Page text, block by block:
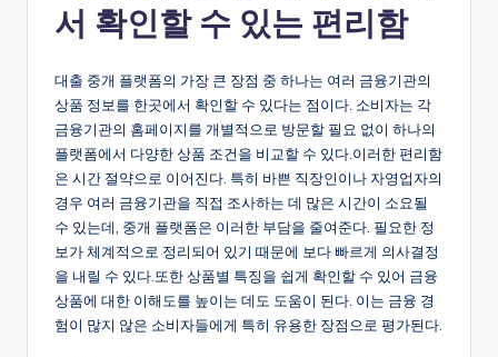
서 확인할 수 있는 편리함
대출 중개 플랫폼의 가장 큰 장점 중 하나는 여러 금융기관의
상품 정보를 한곳에서 확인할 수 있다는 점이다. 소비자는 각
금융기관의 홈페이지를 개별적으로 방문할 필요 없이 하나의
플랫폼에서 다양한 상품 조건을 비교할 수 있다.이러한 편리함
은 시간 절약으로 이어진다. 특히 바쁜 직장인이나 자영업자의
경우 여러 금융기관을 직접 조사하는 데 많은 시간이 소요될
수 있는데, 중개 플랫폼은 이러한 부담을 줄여준다. 필요한 정
보가 체계적으로 정리되어 있기 때문에 보다 빠르게 의사결정
을 내릴 수 있다.또한 상품별 특징을 쉽게 확인할 수 있어 금융
상품에 대한 이해도를 높이는 데도 도움이 된다. 이는 금융 경
험이 많지 않은 소비자들에게 특히 유용한 장점으로 평가된다.